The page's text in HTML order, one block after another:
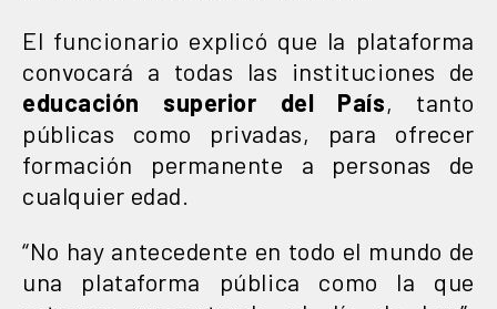
El funcionario explicó que la plataforma
convocará a todas las instituciones de
educación superior del País, tanto
públicas como privadas, para ofrecer
formación permanente a personas de
cualquier edad.
“No hay antecedente en todo el mundo de
una plataforma pública como la que